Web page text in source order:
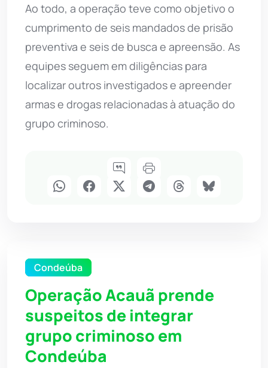
Ao todo, a operação teve como objetivo o
cumprimento de seis mandados de prisão
preventiva e seis de busca e apreensão. As
equipes seguem em diligências para
localizar outros investigados e apreender
armas e drogas relacionadas à atuação do
grupo criminoso.
Condeúba
Operação Acauã prende
suspeitos de integrar
grupo criminoso em
Condeúba